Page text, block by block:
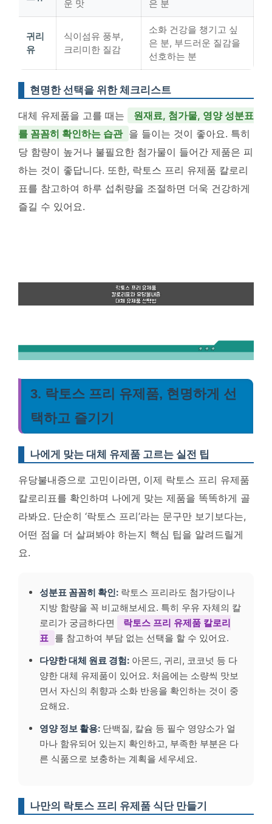
운 맛 은 분
귀리
유
식이섬유 풍부,
크리미한 질감
소화 건강을 챙기고 싶
은 분, 부드러운 질감을
선호하는 분
현명한 선택을 위한 체크리스트
대체 유제품을 고를 때는
원재료, 첨가물, 영양 성분표
를 꼼꼼히 확인하는 습관 을 들이는 것이 좋아요. 특히
당 함량이 높거나 불필요한 첨가물이 들어간 제품은 피
하는 것이 좋답니다. 또한, 락토스 프리 유제품 칼로리
표를 참고하여 하루 섭취량을 조절하면 더욱 건강하게
즐길 수 있어요.
3. 락토스 프리 유제품, 현명하게 선
택하고 즐기기
나에게 맞는 대체 유제품 고르는 실전 팁
유당불내증으로 고민이라면, 이제 락토스 프리 유제품
칼로리표를 확인하며 나에게 맞는 제품을 똑똑하게 골
라봐요. 단순히 ‘락토스 프리’라는 문구만 보기보다는,
어떤 점을 더 살펴봐야 하는지 핵심 팁을 알려드릴게
요.
성분표 꼼꼼히 확인: 락토스 프리라도 첨가당이나
지방 함량을 꼭 비교해보세요. 특히 우유 자체의 칼
로리가 궁금하다면
락토스 프리 유제품 칼로리
표 를 참고하여 부담 없는 선택을 할 수 있어요.
다양한 대체 원료 경험: 아몬드, 귀리, 코코넛 등 다
양한 대체 유제품이 있어요. 처음에는 소량씩 맛보
면서 자신의 취향과 소화 반응을 확인하는 것이 중
요해요.
영양 정보 활용: 단백질, 칼슘 등 필수 영양소가 얼
마나 함유되어 있는지 확인하고, 부족한 부분은 다
른 식품으로 보충하는 계획을 세우세요.
나만의 락토스 프리 유제품 식단 만들기